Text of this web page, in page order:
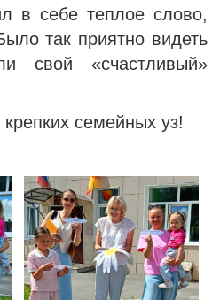
в себе теплое слово,
так приятно видеть
свой «счастливый»
семейных уз!